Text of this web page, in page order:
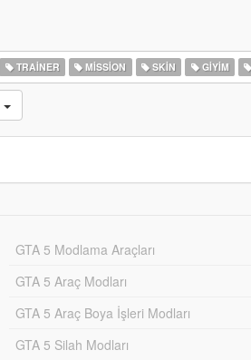
TRAINER MISSION SKIN GIYIM
GTA 5 Modlama Araçları
GTA 5 Araç Modları
GTA 5 Araç Boya İşleri Modları
GTA 5 Silah Modları